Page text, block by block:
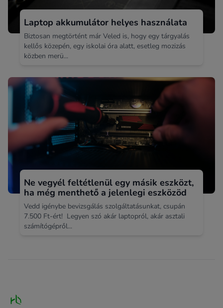
Laptop akkumulátor helyes használata
Biztosan megtörtént már Veled is, hogy egy tárgyalás
kellős közepén, egy iskolai óra alatt, esetleg mozizás
közben merü...
Ne vegyél feltétlenül egy másik eszközt,
ha még menthető a jelenlegi eszközöd
Vedd igénybe bevizsgálás szolgáltatásunkat, csupán
7.500 Ft-ért! Legyen szó akár laptopról, akár asztali
számítógépről...